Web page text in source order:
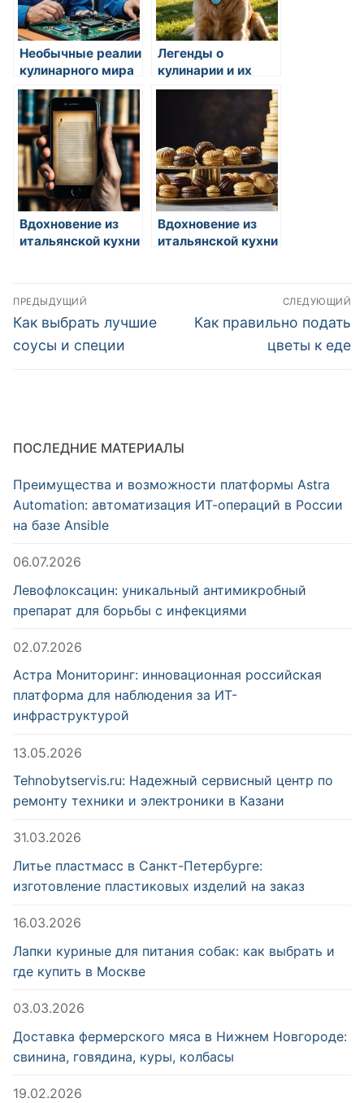
Необычные реалии
кулинарного мира
Легенды о
кулинарии и их
центры
Вдохновение из
итальянской кухни
Вдохновение из
итальянской кухни
Навигация
по
записям
ПРЕДЫДУЩИЙ
Предыдущая
запись:
Как выбрать лучшие
соусы и специи
СЛЕДУЮЩИЙ
Следующая
Как правильно подать
цветы к еде
ПОСЛЕДНИЕ МАТЕРИАЛЫ
Преимущества и возможности платформы Astra
Automation: автоматизация ИТ-операций в России
на базе Ansible
06.07.2026
Левофлоксацин: уникальный антимикробный
препарат для борьбы с инфекциями
02.07.2026
Астра Мониторинг: инновационная российская
платформа для наблюдения за ИТ-
инфраструктурой
13.05.2026
Tehnobytservis.ru: Надежный сервисный центр по
ремонту техники и электроники в Казани
31.03.2026
Литье пластмасс в Санкт-Петербурге:
изготовление пластиковых изделий на заказ
16.03.2026
Лапки куриные для питания собак: как выбрать и
где купить в Москве
03.03.2026
Доставка фермерского мяса в Нижнем Новгороде:
свинина, говядина, куры, колбасы
19.02.2026